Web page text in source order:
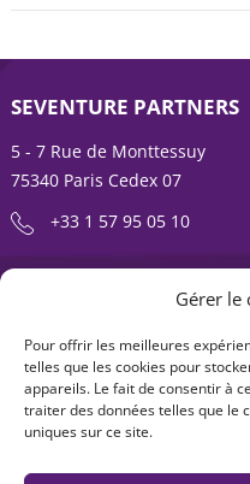
Gérer le
Pour offrir les meilleures
telles que les cookies pour
appareils. Le fait de consentir à
traiter des données telles que le
uniques sur ce site.
SEVENTURE PARTNERS
5 - 7 Rue de Monttessuy
75340 Paris Cedex 07
+33 1 57 95 05 10
ENTREPRENDRE EST
À propos
Offre produits
Contact